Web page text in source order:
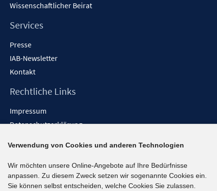
Wissenschaftlicher Beirat
Services
Presse
IAB-Newsletter
Kontakt
Rechtliche Links
Impressum
Datenschutzerklärung
Barrieren melden
Social-Media-Kanäle
Verwendung von Cookies und anderen Technologien
Wir möchten unsere Online-Angebote auf Ihre Bedürfnisse
anpassen. Zu diesem Zweck setzen wir sogenannte Cookies ein.
Sie können selbst entscheiden, welche Cookies Sie zulassen.